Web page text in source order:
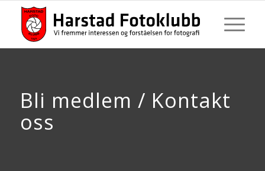
Bli medlem / Kontakt
oss